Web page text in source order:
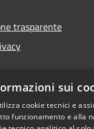
trasparente
accessibilitàsui
cookie tecnici e
funzionamento e alla